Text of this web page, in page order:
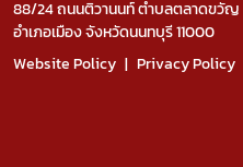
88/24 ถนนติวานนท์ ตำบลตลาดขวัญ
อำเภอเมือง จังหวัดนนทบุรี 11000
Website Policy
Privacy Policy